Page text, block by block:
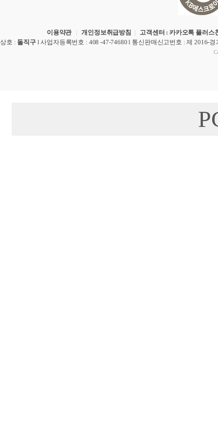
이용약관 |개인정보취급방침 | 고객센터 : 카카오톡 플러스
상호 : 돌직구 l사업자등록번호 : 408 -47-74680 l 통신판매신고번호 : 제 2016-